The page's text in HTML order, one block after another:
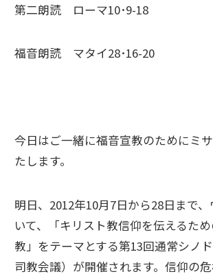
第二朗読 ローマ10･9-18
福音朗読 マタイ28･16-20
今日はご一緒に福音宣教のためにミ
たします。
明日、2012年10月7日から28日まで
いて、「キリスト教信仰を伝えるた
教」をテーマとする第13回通常シノ
司教会議）が開催されます。信仰の